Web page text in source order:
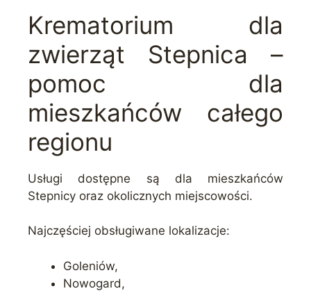
Krematorium dla
zwierząt Stepnica –
pomoc dla
mieszkańców całego
regionu
Usługi dostępne są dla mieszkańców
Stepnicy oraz okolicznych miejscowości.
Najczęściej obsługiwane lokalizacje:
Goleniów,
Nowogard,